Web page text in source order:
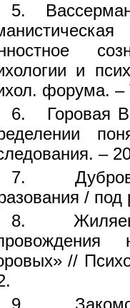
5.
и
форума. –
6. Горовая
–
7.
/
8. Жиляев
//
9.